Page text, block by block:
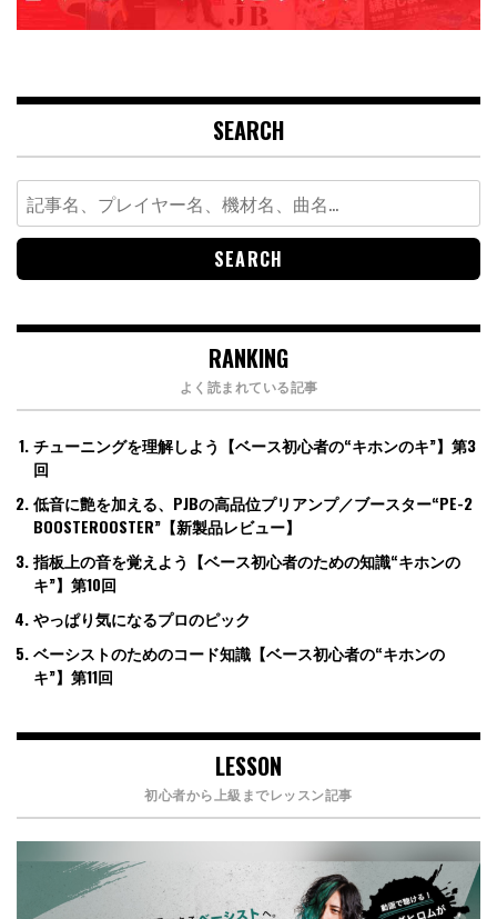
SEARCH
Search
for:
RANKING
よく読まれている記事
チューニングを理解しよう【ベース初心者の“キホンのキ”】第3
回
低音に艶を加える、PJBの高品位プリアンプ／ブースター“PE-2
BOOSTEROOSTER”【新製品レビュー】
指板上の音を覚えよう【ベース初心者のための知識“キホンの
キ”】第10回
やっぱり気になるプロのピック
ベーシストのためのコード知識【ベース初心者の“キホンの
キ”】第11回
LESSON
初心者から上級までレッスン記事